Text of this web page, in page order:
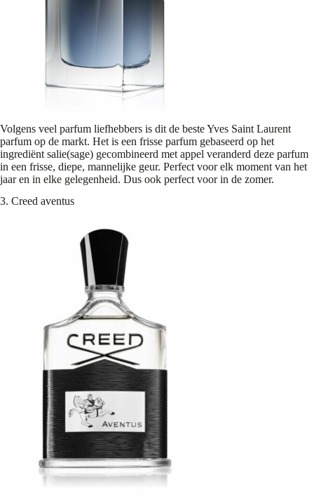
Volgens veel parfum liefhebbers is dit de beste Yves Saint Laurent
parfum op de markt. Het is een frisse parfum gebaseerd op het
ingrediënt salie(sage) gecombineerd met appel veranderd deze parfum
in een frisse, diepe, mannelijke geur. Perfect voor elk moment van het
jaar en in elke gelegenheid. Dus ook perfect voor in de zomer.
3. Creed aventus